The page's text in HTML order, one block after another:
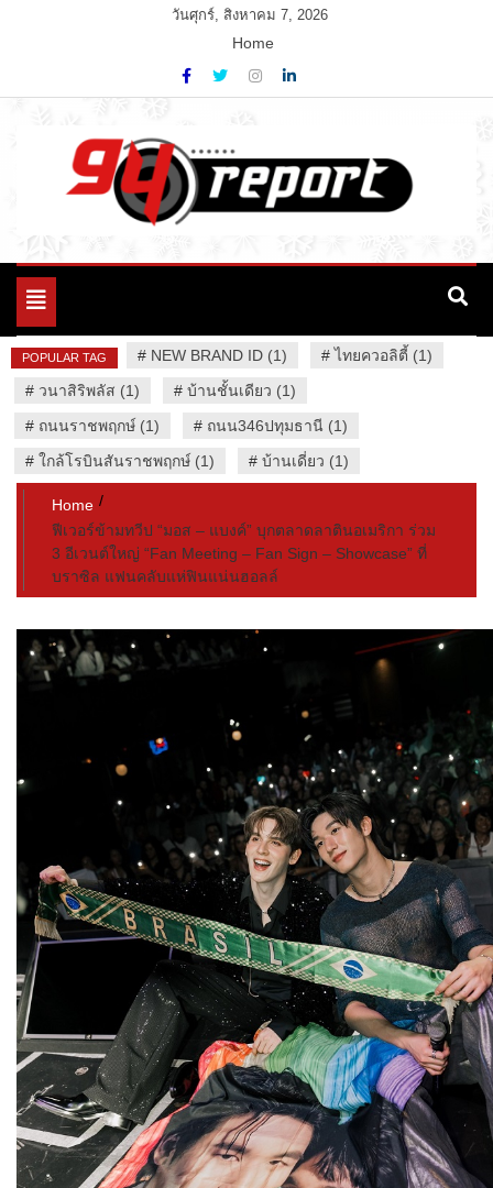
วันศุกร์, สิงหาคม 7, 2026
Home
94 Report.com
Variety News
Toggle
POPULAR TAG # NEW BRAND ID (1) #ไทยควอลิตี้ (1)
# วนาสิริพลัส (1) # บ้านชั้นเดียว (1)
# ถนนราชพฤกษ์ (1) # ถนน346ปทุมธานี (1)
# ใกล้โรบินสันราชพฤกษ์ (1) # บ้านเดี่ยว (1)
Home
ฟีเวอร์ข้ามทวีป “มอส – แบงค์” บุกตลาดลาตินอเมริกา ร่วม
3 อีเวนต์ใหญ่ “Fan Meeting – Fan Sign – Showcase” ที่
บราซิล แฟนคลับแห่ฟินแน่นฮอลล์